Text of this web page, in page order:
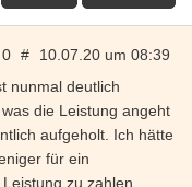
0 # 10.07.20 um 08:39
nunmal deutlich
die Leistung angeht
aufgeholt. Ich hätte
für ein
zu zahlen.